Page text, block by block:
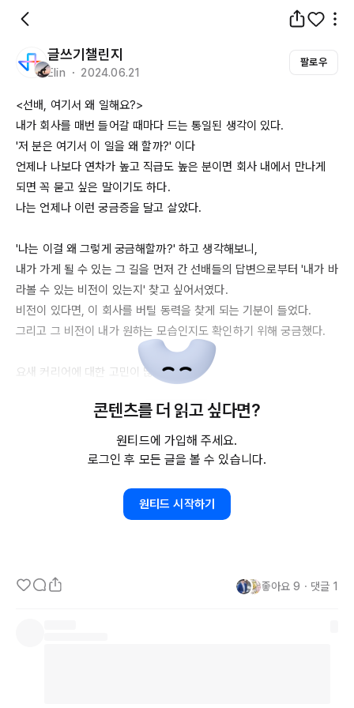
글쓰기챌린지
Elin ・ 2024.06.21
팔로우
<선배, 여기서 왜 일해요?>
내가 회사를 매번 들어갈 때마다 드는 통일된 생각이 있다.
'저 분은 여기서 이 일을 왜 할까?' 이다
언제나 나보다 연차가 높고 직급도 높은 분이면 회사 내에서 만나게
되면 꼭 묻고 싶은 말이기도 하다.
나는 언제나 이런 궁금증을 달고 살았다.
'나는 이걸 왜 그렇게 궁금해할까?' 하고 생각해보니,
내가 가게 될 수 있는 그 길을 먼저 간 선배들의 답변으로부터 '내가 바
라볼 수 있는 비전이 있는지' 찾고 싶어서였다.
비전이 있다면, 이 회사를 버틸 동력을 찾게 되는 기분이 들었다.
그리고 그 비전이 내가 원하는 모습인지도 확인하기 위해 궁금했다.
요새 커리어에 대한 고민이 많다.
내가 정말 잘할 수 있고, 재밌게 할 수 있는 일을 찾아서 오래 성취감
을 느끼면서 하고싶은 갈망이 있어서 그러한 것 같다.
'과정이 쉽고, 잘, 오래 할 수 있는 일을 찾아라.'
'성장, 의미, 재미, 인간관계, 돈, 워라밸 중의 딱
콘텐츠를 더 읽고 싶다면?
원티드에 가입해 주세요.
로그인 후 모든 글을 볼 수 있습니다.
원티드 시작하기
좋아요 9 ・ 댓글 1